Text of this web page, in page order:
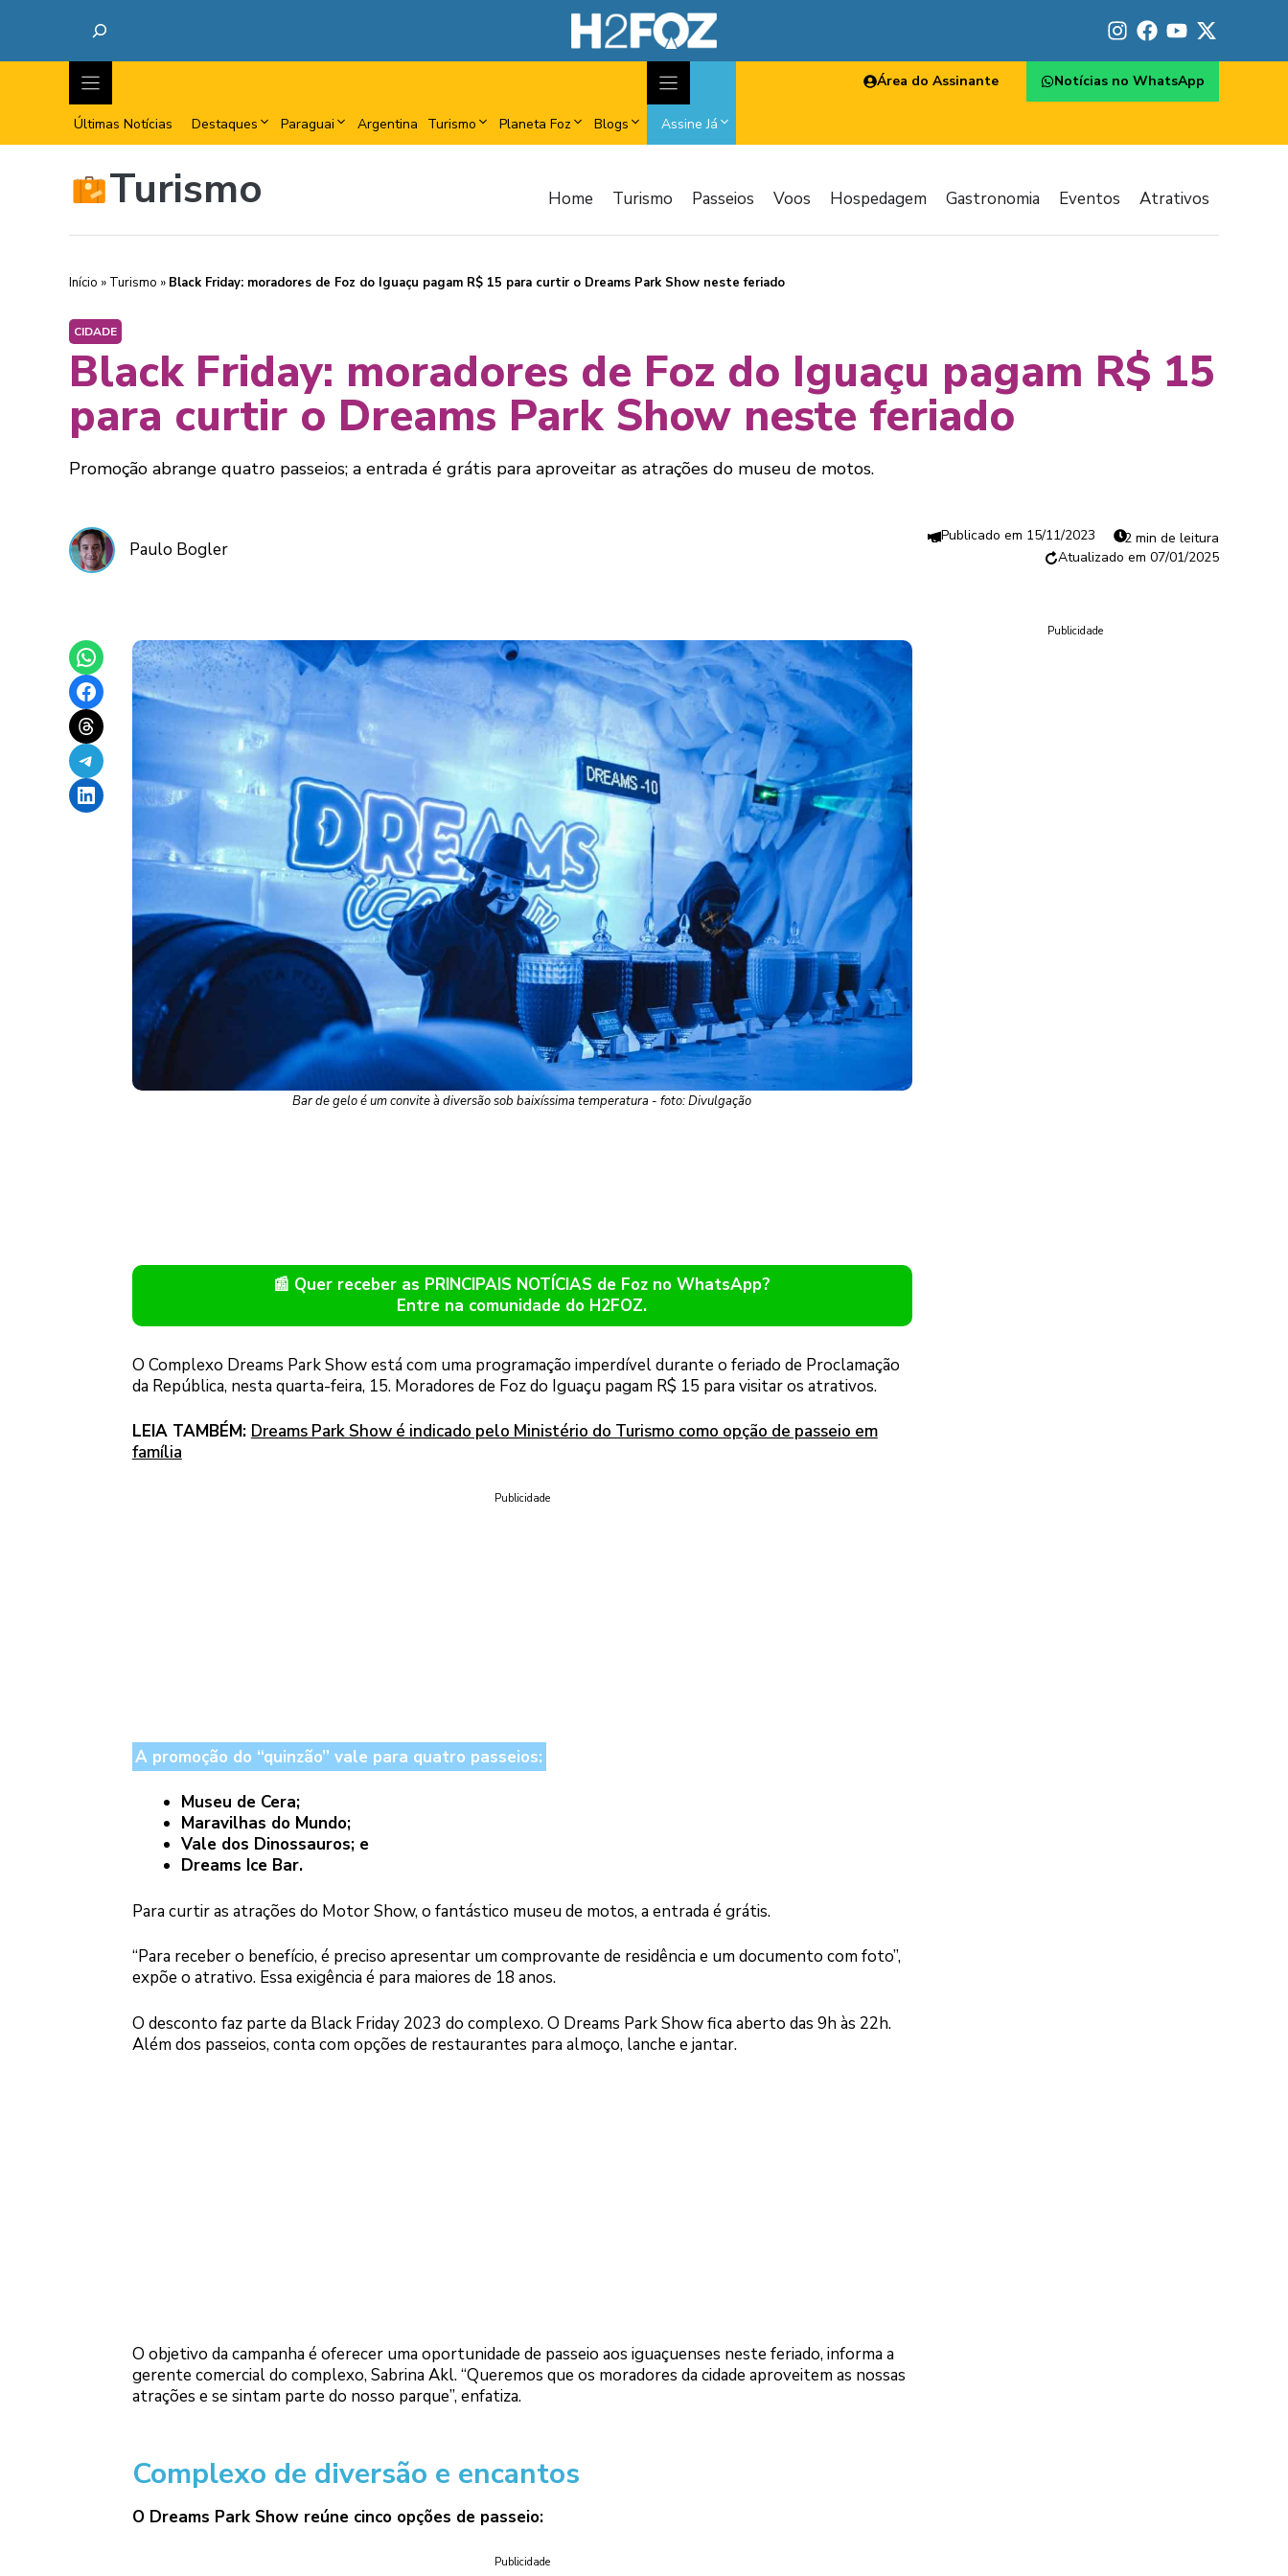
Últimas Notícias Destaques Paraguai Argentina Turismo Planeta Foz Blogs Assine Já
Área do Assinante Notícias no WhatsApp
Turismo Home Turismo Passeios Voos Hospedagem Gastronomia Eventos Atrativos
Início » Turismo » Black Friday: moradores de Foz do Iguaçu pagam R$ 15 para curtir o Dreams Park Show neste feriado
CIDADE
Black Friday: moradores de Foz do Iguaçu pagam R$ 15
para curtir o Dreams Park Show neste feriado
Promoção abrange quatro passeios; a entrada é grátis para aproveitar as atrações do museu de motos.
Paulo Bogler
15/11/2023
2 min de leitura
07/01/2025
Share on WhatsApp
Share on Facebook
Share on Threads
Share on Telegram
Share on LinkedIn
Bar de gelo é um convite à diversão sob baixíssima temperatura - foto: Divulgação
📰 Quer receber as PRINCIPAIS NOTÍCIAS de Foz no WhatsApp?
Entre na comunidade do H2FOZ.
O Complexo Dreams Park Show está com uma programação imperdível durante o feriado de Proclamação
da República, nesta quarta-feira, 15. Moradores de Foz do Iguaçu pagam R$ 15 para visitar os atrativos.
LEIA TAMBÉM: Dreams Park Show é indicado pelo Ministério do Turismo como opção de passeio em
família
Publicidade
A promoção do “quinzão” vale para quatro passeios:
Museu de Cera;
Maravilhas do Mundo;
Vale dos Dinossauros; e
Dreams Ice Bar.
Para curtir as atrações do Motor Show, o fantástico museu de motos, a entrada é grátis.
“Para receber o benefício, é preciso apresentar um comprovante de residência e um documento com foto”,
expõe o atrativo. Essa exigência é para maiores de 18 anos.
O desconto faz parte da Black Friday 2023 do complexo. O Dreams Park Show fica aberto das 9h às 22h.
Além dos passeios, conta com opções de restaurantes para almoço, lanche e jantar.
O objetivo da campanha é oferecer uma oportunidade de passeio aos iguaçuenses neste feriado, informa a
gerente comercial do complexo, Sabrina Akl. “Queremos que os moradores da cidade aproveitem as nossas
atrações e se sintam parte do nosso parque”, enfatiza.
Complexo de diversão e encantos
O Dreams Park Show reúne cinco opções de passeio:
Publicidade
Publicidade